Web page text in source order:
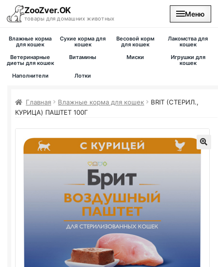
ZooZver.OK
товары для домашних животных
Меню
На главную
Влажные корма
для кошек
Сухие корма для
кошек
Весовой корм
для кошек
Лакомства для
кошек
Ветеринарные
диеты для кошек
Витамины Миски
Игрушки для
кошек
Наполнители
Лотки
Главная Влажные корма для кошек
BRIT (СТЕРИЛ.,
КУРИЦА) ПАШТЕТ 100Г